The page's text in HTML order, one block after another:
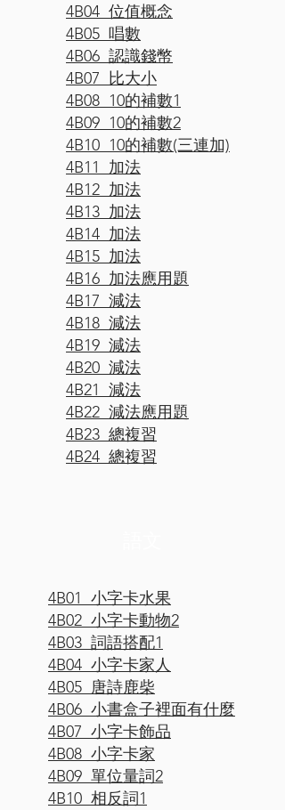
4B04 位值概念
4B05 唱數
4B06 認識錢幣
4B07 比大小
4B08 10的補數1
4B09 10的補數2
4B10 10的補數(三連加)
4B11 加法
4B12 加法
4B13 加法
4B14 加法
4B15 加法
4B16 加法應用題
4B17 減法
4B18 減法
4B19 減法
4B20 減法
4B21 減法
4B22 減法應用題
4B23 總複習
4B24 總複習
4B01 小字卡水果
4B02 小字卡動物2
4B03 詞語搭配1
4B04 小字卡家人
4B05 唐詩鹿柴
4B06 小書盒子裡面有什麼
4B07 小字卡飾品
4B08 小字卡家
4B09 單位量詞2
4B10 相反詞1